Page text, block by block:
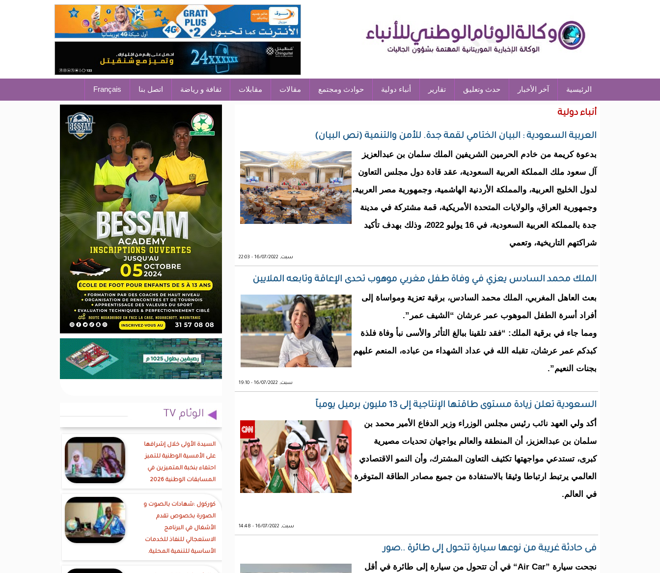
الرئيسية آخر الأخبار حدث وتعليق تقارير أنباء دولية حوادث ومجتمع مقالات مقابلات ثقافة و رياضة اتصل بنا Français
أنباء دولية
العربية السعودية : البيان الختامي لقمة جدة. للأمن والتنمية (نص البيان)
بدعوة كريمة من خادم الحرمين الشريفين الملك سلمان بن عبدالعزيز
آل سعود ملك المملكة العربية السعودية، عقد قادة دول مجلس التعاون
لدول الخليج العربية، والمملكة الأردنية الهاشمية، وجمهورية مصر العربية،
وجمهورية العراق، والولايات المتحدة الأمريكية، قمة مشتركة في مدينة
جدة بالمملكة العربية السعودية، في 16 يوليو 2022، وذلك بهدف تأكيد
شراكتهم التاريخية، وتعمي
سبت, 16/07/2022 - 22:03
الملك محمد السادس يعزي في وفاة طفل مغربي موهوب تحدى الإعاقة وتابعه الملايين
بعث العاهل المغربي، الملك محمد السادس، برقية تعزية ومواساة إلى
أفراد أسرة الطفل الموهوب عمر عرشان “الشيف عمر”.
ومما جاء في برقية الملك: “فقد تلقينا ببالغ التأثر والأسى نبأ وفاة فلذة
كبدكم عمر عرشان، تقبله الله في عداد الشهداء من عباده، المنعم عليهم
بجنات النعيم”.
سبت, 16/07/2022 - 19:10
السعودية تعلن زيادة مستوى طاقتها الإنتاجية إلى 13 مليون برميل يومياً
أكد ولي العهد نائب رئيس مجلس الوزراء وزير الدفاع الأمير محمد بن
سلمان بن عبدالعزيز، أن المنطقة والعالم يواجهان تحديات مصيرية
كبرى، تستدعي مواجهتها تكثيف التعاون المشترك، وأن النمو الاقتصادي
العالمي يرتبط ارتباطا وثيقا بالاستفادة من جميع مصادر الطاقة المتوفرة
في العالم.
سبت, 16/07/2022 - 14:48
فى حادثة غريبة من نوعها سيارة تتحول إلى طائرة ..صور
نجحت سيارة ”Air Car“ في أن تتحول من سيارة إلى طائرة في أقل
الوئام TV
السيدة الأولى خلال إشرافها
على الأمسية الوطنية للتميز
احتفاء بنخبة المتميزين في
المسابقات الوطنية 2026
كوركول :شهادات بالصوت و
الصورة بخصوص تقدم
الأشغال في البرنامج
الاستعجالي للنفاذ للخدمات
الأساسية للتنمية المحلية.